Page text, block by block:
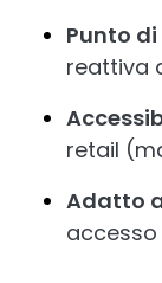
Punto
reattiva
retail
Adatto
accesso